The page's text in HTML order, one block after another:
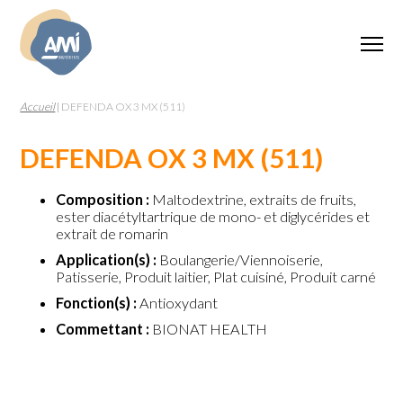
Accueil| DEFENDA OX 3 MX (511)
DEFENDA OX 3 MX (511)
Composition : Maltodextrine, extraits de fruits,
ester diacétyltartrique de mono- et diglycérides et
extrait de romarin
Application(s) : Boulangerie/Viennoiserie,
Patisserie, Produit laitier, Plat cuisiné, Produit carné
Fonction(s) : Antioxydant
Commettant : BIONAT HEALTH